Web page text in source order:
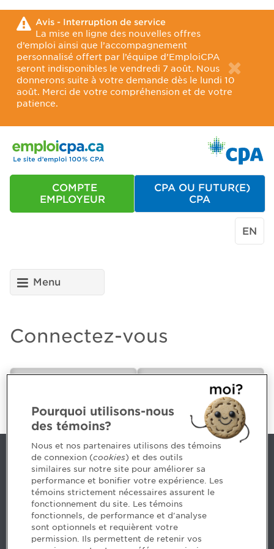
Avis - Interruption de service
La mise en ligne des nouvelles offres
d’emploi ainsi que l’accompagnement
personnalisé offert par l’équipe d’EmploiCPA
seront indisponibles le vendredi 7 août. Nous
donnerons suite à votre demande dès le lundi 10
août. Merci de votre compréhension et de votre
patience.
COMPTE
EMPLOYEUR
CPA OU FUTUR(E)
CPA
EN
Menu
Connectez-vous
CPA
Nous joindre
514 788-1376 1 800 363-4688 [3033]
emploiCPA@cpaquebec.ca
5, Place Ville Marie, bureau 800, Montréal
(Québec)H3B 2G2
Pourquoi utilisons-nous
des témoins?
Nous et nos partenaires utilisons des témoins
de connexion (cookies) et des outils
similaires sur notre site pour améliorer sa
performance et bonifier votre expérience. Les
témoins strictement nécessaires assurent le
fonctionnement du site. Les témoins
fonctionnels, de performance et d'analyse
sont optionnels et requièrent votre
permission. Ils permettent de retenir vos